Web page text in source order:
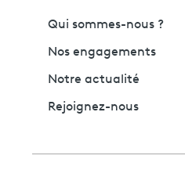
Qui sommes-nous ?
Nos engagements
Notre actualité
Rejoignez-nous